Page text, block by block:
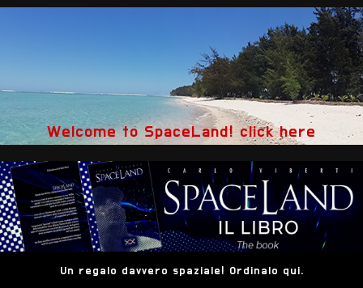
Welcome to SpaceLand! click here
Un regalo davvero spaziale! Ordinalo qui.